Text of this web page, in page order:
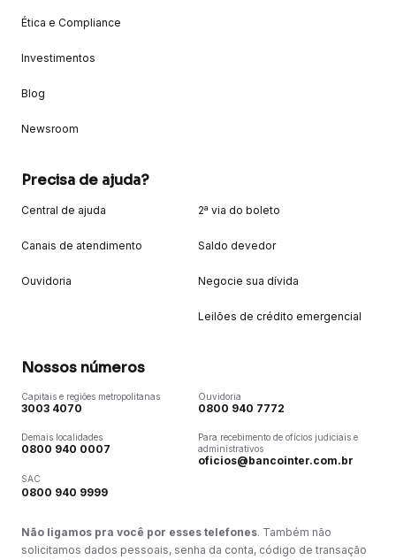
Ética e Compliance
Investimentos
Blog
Newsroom
Precisa de ajuda?
Central de ajuda
Canais de atendimento
Ouvidoria
2ª via do boleto
Saldo devedor
Negocie sua dívida
Leilões de crédito emergencial
Nossos números
Capitais e regiões metropolitanas
3003 4070
Demais localidades
0800 940 0007
SAC
0800 940 9999
Ouvidoria
0800 940 7772
Para recebimento de ofícios judiciais e
administrativos
oficios@bancointer.com.br
Não ligamos pra você por esses telefones. Também não
solicitamos dados pessoais, senha da conta, código de transação